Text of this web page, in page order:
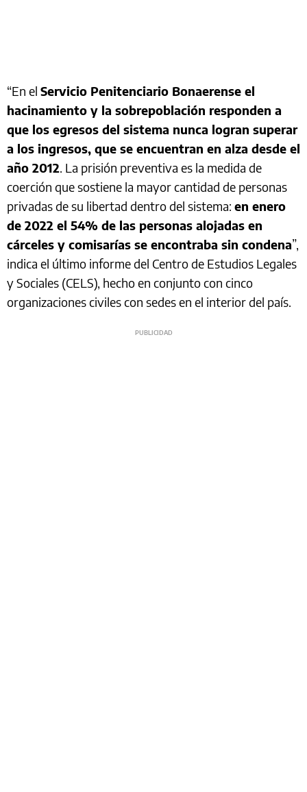
“En el Servicio Penitenciario Bonaerense el
hacinamiento y la sobrepoblación responden a
que los egresos del sistema nunca logran superar
a los ingresos, que se encuentran en alza desde el
año 2012. La prisión preventiva es la medida de
coerción que sostiene la mayor cantidad de personas
privadas de su libertad dentro del sistema: en enero
de 2022 el 54% de las personas alojadas en
cárceles y comisarías se encontraba sin condena”,
indica el último informe del Centro de Estudios Legales
y Sociales (CELS), hecho en conjunto con cinco
organizaciones civiles con sedes en el interior del país.